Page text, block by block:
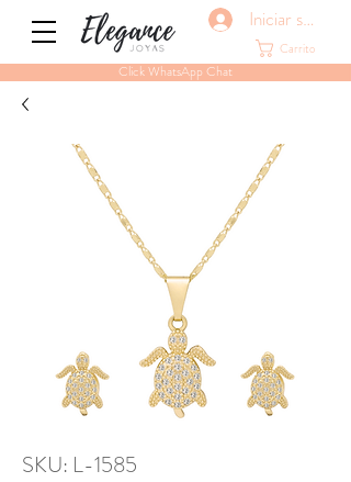
Carrito
Click WhatsApp Chat
Iniciar sesión
SKU: L-1585